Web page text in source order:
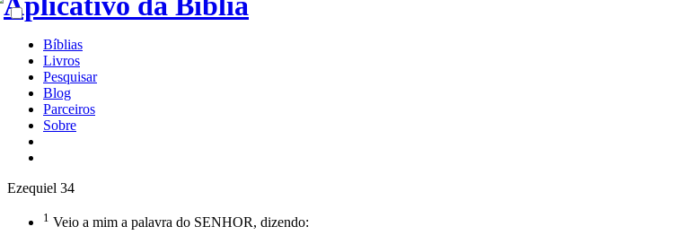
Bíblias
Livros
Pesquisar
Blog
Parceiros
Sobre
Ezequiel 34
1 Veio a mim a palavra do SENHOR, dizendo: